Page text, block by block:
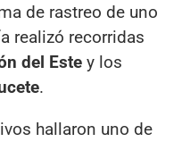
de rastreo de uno
realizó recorridas
del Este y los
.
hallaron uno de